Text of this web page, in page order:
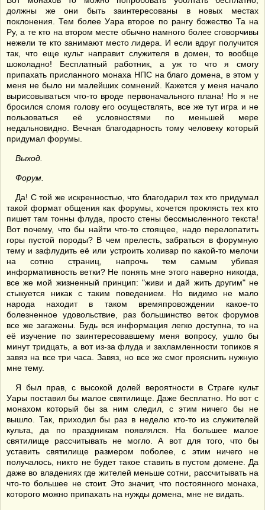
должны же они быть заинтересованы в новых местах
поклонения. Тем более Уара второе по рангу божество Та на
Ру, а те кто на втором месте обычно намного более сговорчивы
нежели те кто занимают место лидера. И если вдруг получится
так, что еще культ направит служителя в домен, то вообще
шоколадно! Бесплатный работник, а уж то что я смогу
припахать присланного монаха НПС на благо домена, в этом у
меня не было ни малейших сомнений. Кажется у меня начало
вырисовываться что-то вроде первоначального плана! Но я не
бросился сломя голову его осуществлять, все же тут игра и не
пользоваться её условностями по меньшей мере
недальновидно. Вечная благодарность тому человеку который
придумал форумы.
Выход.
Форум.
Да! С той же искренностью, что благодарил тех кто придумал
такой формат общения как форумы, хочется проклясть тех кто
пишет там тонны флуда, просто стены бессмысленного текста!
Вот почему, что бы найти что-то стоящее, надо перелопатить
горы пустой породы? В чем прелесть, забраться в форумную
тему и зафлудить её или устроить холивар по какой-то мелочи
на сотню страниц, напрочь тем самым убивая
информативность ветки? Не понять мне этого наверно никогда,
все же мой жизненный принцип: "живи и дай жить другим" не
стыкуется никак с таким поведением. Но видимо не мало
народа находит в таком времяпровождении какое-то
болезненное удовольствие, раз большинство веток форумов
все же загажены. Будь вся информация легко доступна, то на
её изучение по заинтересовавшему меня вопросу, ушло бы
минут тридцать, а вот из-за флуда и захламленности топиков я
завяз на все три часа. Завяз, но все же смог прояснить нужную
мне тему.
Я был прав, с высокой долей вероятности в Страге культ
Уары поставил бы малое святилище. Даже бесплатно. Но вот с
монахом который бы за ним следил, с этим ничего бы не
вышло. Так, приходил бы раз в неделю кто-то из служителей
культа, да по праздникам появлялся. На большее малое
святилище рассчитывать не могло. А вот для того, что бы
уставить святилище размером поболее, с этим ничего не
получалось, никто не будет такое ставить в пустом домене. Да
даже во владениях где жителей меньше сотни, рассчитывать на
что-то большее не стоит. Это значит, что постоянного монаха,
которого можно припахать на нужды домена, мне не видать.